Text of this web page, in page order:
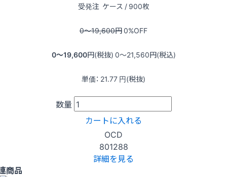
受発注 ケース / 900枚
0〜19,600円0%OFF
0〜19,600円(税抜) 0〜21,560円(税込)
単価： 21.77 円(税抜)
数量
カートに入れる
OCD
801288
詳細を見る
商品